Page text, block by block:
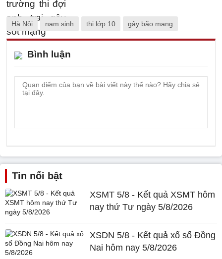
Hà Nội nam sinh thi lớp 10 gây bão mạng
Bình luận
Tin nổi bật
XSMT 5/8 - Kết quả XSMT hôm
nay thứ Tư ngày 5/8/2026
XSDN 5/8 - Kết quả xổ số Đồng
Nai hôm nay 5/8/2026